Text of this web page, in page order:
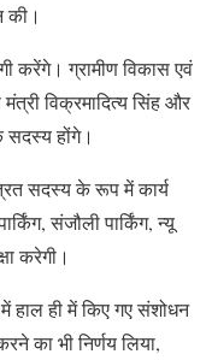
की।
करेंगे। ग्रामीण विकास एवं
विक्रमादित्य सिंह और
सदस्य होंगे।
सदस्य के रूप में कार्य
संजौली पार्किंग, न्यू
करेगी।
हाल ही में किए गए संशोधन
का भी निर्णय लिया,